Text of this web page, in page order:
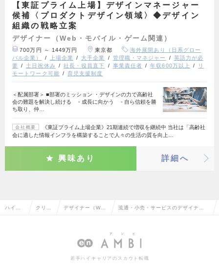
【東証プライム上場】デザインマネージャー
候補〈プロダクトデザイン領域〉◆デザイン
組織の戦略立案
デザイナー（Web・モバイル・ゲーム関連）
700万円 ～ 1449万円 東京都
海外展開あり（日系グロー
バル企業）
上場企業 大手企業 管理職・マネジャー
英語力が必
要
土日祝休み 社長・役員直下 事業責任者 年収600万以上
リ
モートワーク可能
育児支援制度
＜配属部署＞ ■部署のミッション ・デザインの力で高齢社
会の難題を解決し続ける - 成長に向かう - 自ら信頼を勝
ち取り、仲…
会社概要
《東証プライム上場企業》21期連続で増収を継続中 当社は「高齢社
会に適した情報インフラを構築することで人々の生活の質を向上…
興味あり 詳細へ
ハイク クリエ デザイナー（We
ーム関連）
流通・小売・サービスのデザイナー
転職・求人情報一覧
若手ハイキャリアのスカウト転職